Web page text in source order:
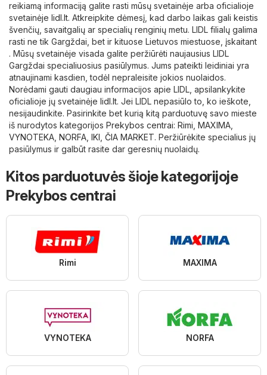
reikiamą informaciją galite rasti mūsų svetainėje arba oficialioje
svetainėje lidl.lt. Atkreipkite dėmesį, kad darbo laikas gali keistis
švenčių, savaitgalių ar specialių renginių metu. LIDL filialų galima
rasti ne tik Gargždai, bet ir kituose Lietuvos miestuose, įskaitant
. Mūsų svetainėje visada galite peržiūrėti naujausius LIDL
Gargždai specialiuosius pasiūlymus. Jums pateikti leidiniai yra
atnaujinami kasdien, todėl nepraleisite jokios nuolaidos.
Norėdami gauti daugiau informacijos apie LIDL, apsilankykite
oficialioje jų svetainėje lidl.lt. Jei LIDL nepasiūlo to, ko ieškote,
nesijaudinkite. Pasirinkite bet kurią kitą parduotuvę savo mieste
iš nurodytos kategorijos Prekybos centrai: Rimi MAXIMA
VYNOTEKA NORFA IKI ČIA MARKET. Peržiūrėkite specialius jų
pasiūlymus ir galbūt rasite dar geresnių nuolaidų.
Kitos parduotuvės šioje kategorijoje
Prekybos centrai
Rimi MAXIMA
VYNOTEKA NORFA